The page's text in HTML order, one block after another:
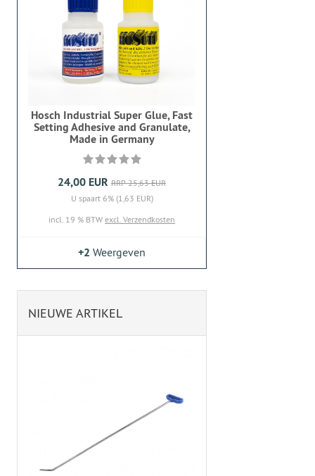
Hosch Industrial Super Glue, Fast
Setting Adhesive and Granulate,
Made in Germany
24,00 EUR RRP 25,63 EUR
U spaart 6% (1,63 EUR)
incl. 19 % BTW excl. Verzendkosten
+2 Weergeven
NIEUWE ARTIKEL